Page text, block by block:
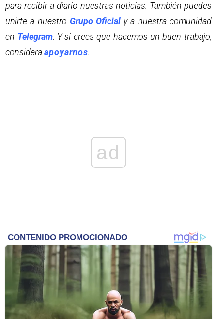
para recibir a diario nuestras noticias. También puedes
unirte a nuestro Grupo Oficial y a nuestra comunidad
en Telegram. Y si crees que hacemos un buen trabajo,
consideraapoyarnos.
ad